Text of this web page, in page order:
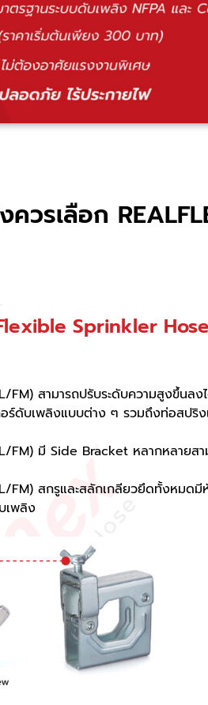
วรเลือก
Sprinkler
สามารถปรับระดับความสูงขึ้นลง
ร์ดับเพลิงแบบต่าง ๆ รวมถึงท่อสปริ
มี Side Bracket หลากหลายสาม
FM) สกรูและสลักเกลียวยึดทั้งหมด
เพลิง